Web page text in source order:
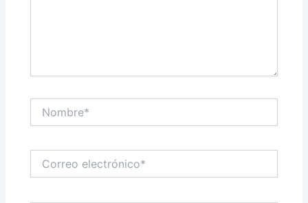
electrónico*